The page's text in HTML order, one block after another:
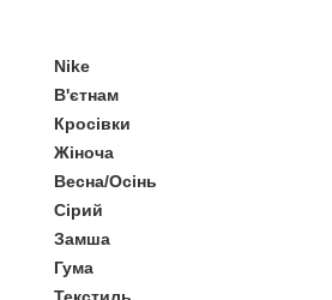
Nike
В'єтнам
Кросівки
Жіноча
Весна/Осінь
Сірий
Замша
Гума